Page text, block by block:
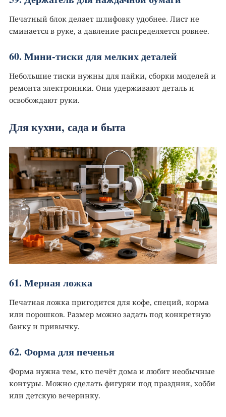
Печатный блок делает шлифовку удобнее. Лист не
сминается в руке, а давление распределяется ровнее.
60. Мини-тиски для мелких деталей️
Небольшие тиски нужны для пайки, сборки моделей и
ремонта электроники. Они удерживают деталь и
освобождают руки.
Для кухни, сада и быта
61. Мерная ложка
Печатная ложка пригодится для кофе, специй, корма
или порошков. Размер можно задать под конкретную
банку и привычку.
62. Форма для печенья
Форма нужна тем, кто печёт дома и любит необычные
контуры. Можно сделать фигурки под праздник, хобби
или детскую вечеринку.